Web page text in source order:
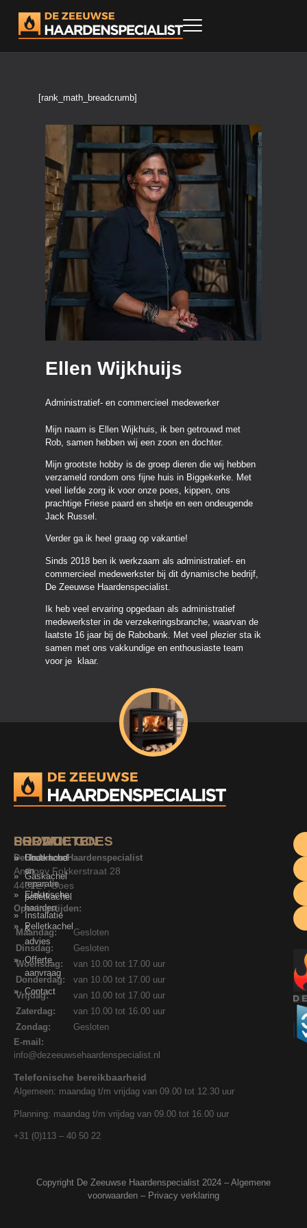
[rank_math_breadcrumb]
Ellen Wijkhuijs
Administratief- en commercieel medewerker
Mijn naam is Ellen Wijkhuis, ik ben getrouwd met
Rob, samen hebben wij een zoon en dochter.
Mijn grootste hobby is de groep dieren die wij hebben
verzameld rondom ons fijne huis in Biggekerke. Met
veel liefde zorg ik voor onze poes, kippen, ons
prachtige Friese paard en shetje en een ondeugende
Jack Russel.
Verder ga ik heel graag op vakantie!
Sinds 2018 ben ik werkzaam als administratief- en
commercieel medewerkster bij dit dynamische bedrijf,
De Zeeuwse Haardenspecialist.
Ik heb veel ervaring opgedaan als administratief
medewerkster in de verzekeringsbranche, waarvan de
laatste 16 jaar bij de Rabobank. Met veel plezier sta ik
samen met ons vakkundige en enthousiaste team
voor je klaar.
SERVICE
Onderhoud
en
reparatie
pelletkachel
Installatie
&
advies
Offerte
aanvraag
Contact
PRODUCTEN
Houtkachel
Gaskachel
Elektrische
haarden
Pelletkachel
LOCATIE GOES
De Zeeuwse Haardenspecialist
Anthony Fokkerstraat 28
4462ET Goes
Openingstijden:
Maandag:
Gesloten
Dinsdag:
Gesloten
Woensdag:
van 10.00 tot 17.00 uur
Donderdag:
van 10.00 tot 17.00 uur
Vrijdag:
van 10.00 tot 17.00 uur
Zaterdag:
van 10.00 tot 16.00 uur
Zondag:
Gesloten
E-mail:
info@dezeeuwsehaardenspecialist.nl
Telefonische bereikbaarheid
Algemeen: maandag t/m vrijdag van 09.00 tot 12.30 uur
Planning: maandag t/m vrijdag van 09.00 tot 16.00 uur
+31 (0)113 – 40 50 22
Copyright De Zeeuwse Haardenspecialist 2024 – Algemene
voorwaarden – Privacy verklaring